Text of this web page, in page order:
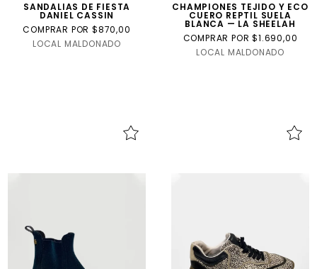
SANDALIAS DE FIESTA
DANIEL CASSIN
COMPRAR POR $870,00
LOCAL MALDONADO
CHAMPIONES TEJIDO Y ECO
CUERO REPTIL SUELA
BLANCA — LA SHEELAH
COMPRAR POR $1.690,00
LOCAL MALDONADO